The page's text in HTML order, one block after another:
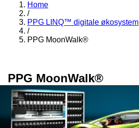
Home
/
PPG LINQ™ digitale økosystem
/
PPG MoonWalk®
PPG MoonWalk®